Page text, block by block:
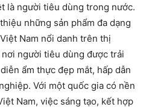
là người tiêu dùng trong nước.
những sản phẩm đa dạng
Nam nổi danh trên thị
người tiêu dùng được trải
ẩm thực đẹp mắt, hấp dẫn
Với một quốc gia có nền
Nam, việc sáng tạo, kết hợp